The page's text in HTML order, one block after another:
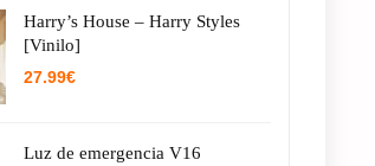
Harry’s House – Harry Styles
[Vinilo]
27.99€
Luz de emergencia V16